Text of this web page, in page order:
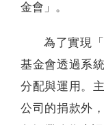
金會」。
為了實現
基金會透過系
分配與運用。
公司的捐款外